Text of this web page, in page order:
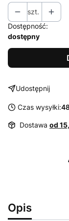
szt.
Dostępność:
dostępny
Udostępnij
Czas wysyłki:
Dostawa od
Opis